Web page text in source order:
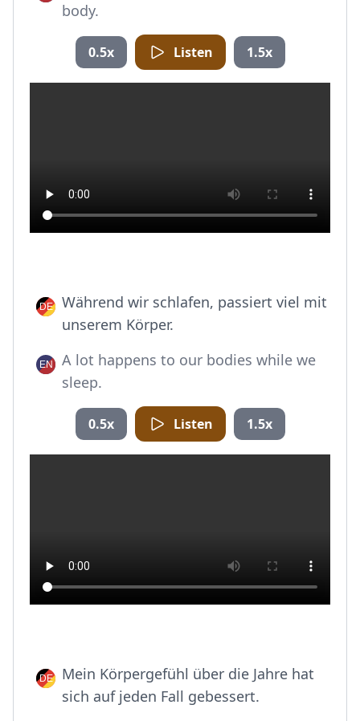
body.
0.5x Listen 1.5x
Während wir schlafen, passiert viel mit
unserem Körper.
A lot happens to our bodies while we
sleep.
0.5x Listen 1.5x
Mein Körpergefühl über die Jahre hat
sich auf jeden Fall gebessert.